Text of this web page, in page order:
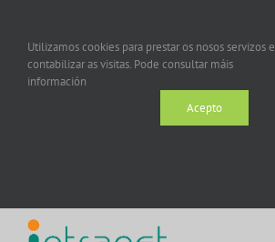
Utilizamos cookies para prestar os nosos servizos e
contabilizar as visitas. Pode consultar máis
información
Acepto